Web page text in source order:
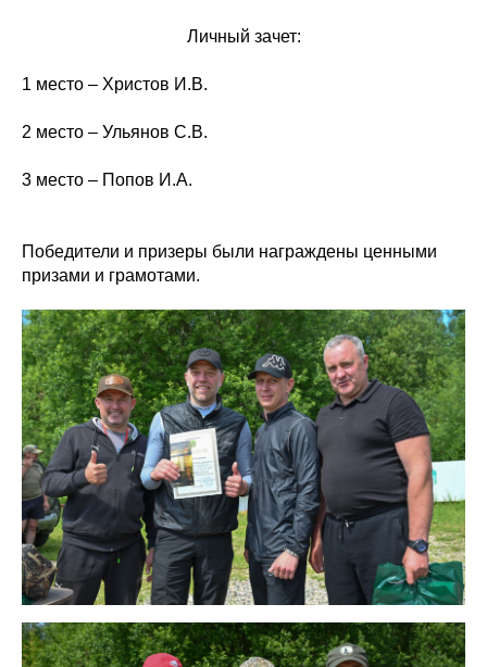
Личный зачет:
1 место – Христов И.В.
2 место – Ульянов С.В.
3 место – Попов И.А.
Победители и призеры были награждены ценными
призами и грамотами.